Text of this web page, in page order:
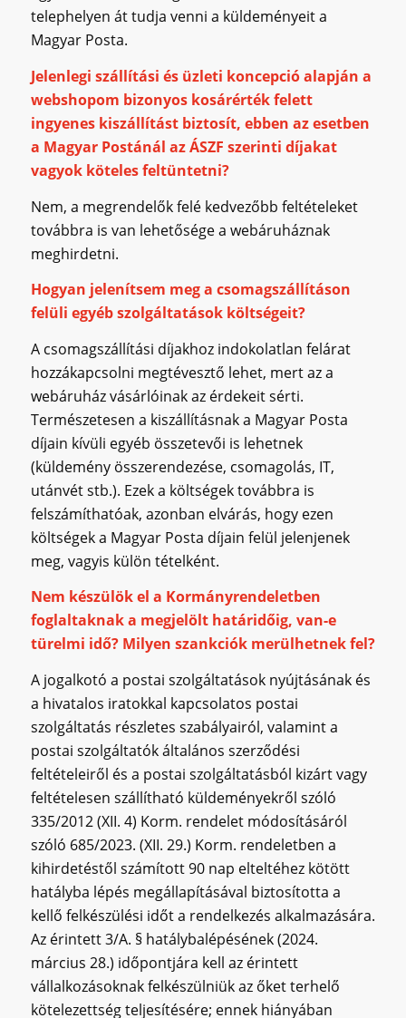
telephelyen át tudja venni a küldeményeit a
Magyar Posta.
Jelenlegi szállítási és üzleti koncepció alapján a
webshopom bizonyos kosárérték felett
ingyenes kiszállítást biztosít, ebben az esetben
a Magyar Postánál az ÁSZF szerinti díjakat
vagyok köteles feltüntetni?
Nem, a megrendelők felé kedvezőbb feltételeket
továbbra is van lehetősége a webáruháznak
meghirdetni.
Hogyan jelenítsem meg a csomagszállításon
felüli egyéb szolgáltatások költségeit?
A csomagszállítási díjakhoz indokolatlan felárat
hozzákapcsolni megtévesztő lehet, mert az a
webáruház vásárlóinak az érdekeit sérti.
Természetesen a kiszállításnak a Magyar Posta
díjain kívüli egyéb összetevői is lehetnek
(küldemény összerendezése, csomagolás, IT,
utánvét stb.). Ezek a költségek továbbra is
felszámíthatóak, azonban elvárás, hogy ezen
költségek a Magyar Posta díjain felül jelenjenek
meg, vagyis külön tételként.
Nem készülök el a Kormányrendeletben
foglaltaknak a megjelölt határidőig, van-e
türelmi idő? Milyen szankciók merülhetnek fel?
A jogalkotó a postai szolgáltatások nyújtásának és
a hivatalos iratokkal kapcsolatos postai
szolgáltatás részletes szabályairól, valamint a
postai szolgáltatók általános szerződési
feltételeiről és a postai szolgáltatásból kizárt vagy
feltételesen szállítható küldeményekről szóló
335/2012 (XII. 4) Korm. rendelet módosításáról
szóló 685/2023. (XII. 29.) Korm. rendeletben a
kihirdetéstől számított 90 nap elteltéhez kötött
hatályba lépés megállapításával biztosította a
kellő felkészülési időt a rendelkezés alkalmazására.
Az érintett 3/A. § hatálybalépésének (2024.
március 28.) időpontjára kell az érintett
vállalkozásoknak felkészülniük az őket terhelő
kötelezettség teljesítésére; ennek hiányában